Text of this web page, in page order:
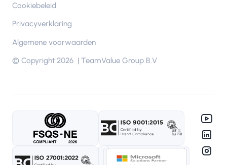
© Copyright 2026 | TeamValue Group B.V
Cookiebeleid
Privacyverklaring
Algemene voorwaarden